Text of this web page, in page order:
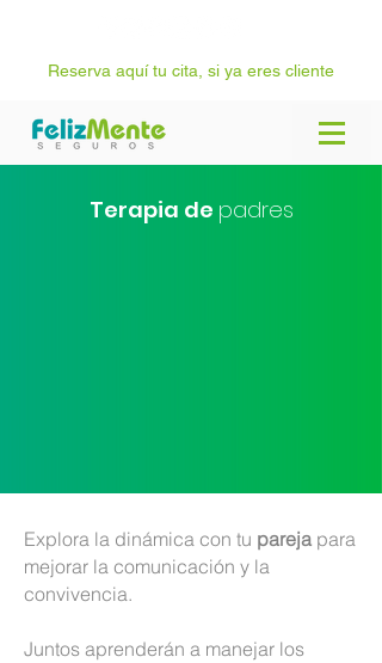
Reserva aquí tu cita, si ya eres cliente
Terapia de padres
Explora la dinámica con tu pareja para
mejorar la comunicación y la
convivencia.
Juntos aprenderán a manejar los